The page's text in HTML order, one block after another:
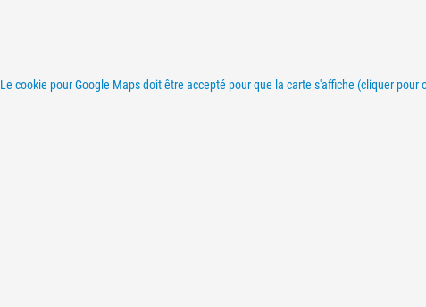
Le cookie pour Google Maps doit être accepté pour que la carte s'affiche (cliquer pour